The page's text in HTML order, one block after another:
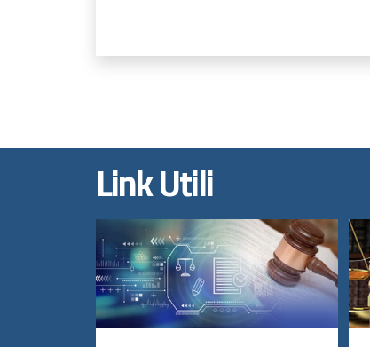
Link Utili